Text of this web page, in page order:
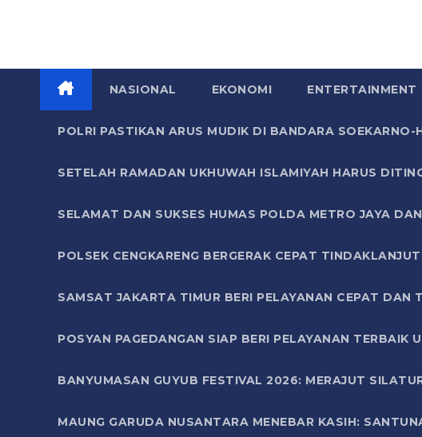
NASIONAL EKONOMI ENTERTAINMENT
POLRI PASTIKAN ARUS MUDIK DI BANDARA
SETELAH RAMADAN UKHUWAH ISLAMIYAH HARUS
SELAMAT DAN SUKSES HUMAS POLDA METRO JAYA
POLSEK CENGKARENG BERGERAK CEPAT
SAMSAT JAKARTA TIMUR BERI PELAYANAN CEPAT DAN
POSYAN PAGEDANGAN SIAP BERI PELAYANAN
BANYUMASAN GUYUB FESTIVAL 2026: MERAJUT
MAUNG GARUDA NUSANTARA MENEBAR KASIH: